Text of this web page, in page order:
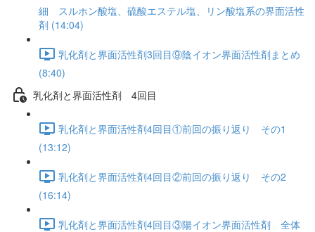
細 スルホン酸塩、硫酸エステル塩、リン酸塩系の界面活性
剤 (14:04)
乳化剤と界面活性剤3回目⑨陰イオン界面活性剤まとめ
(8:40)
乳化剤と界面活性剤 4回目
乳化剤と界面活性剤4回目①前回の振り返り その1
(13:12)
乳化剤と界面活性剤4回目②前回の振り返り その2
(16:14)
乳化剤と界面活性剤4回目③陽イオン界面活性剤 全体